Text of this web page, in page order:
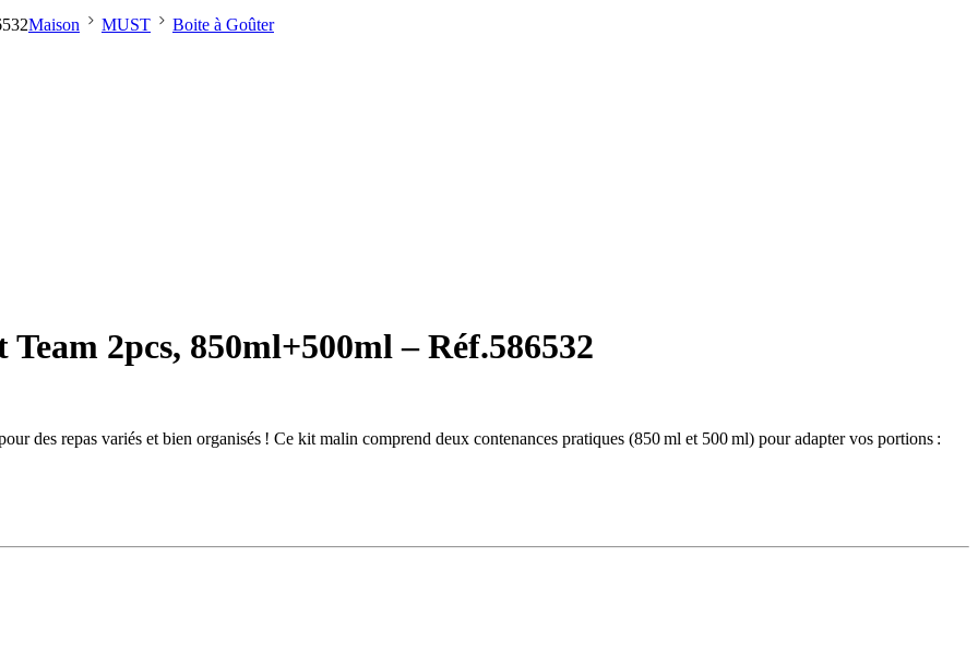
Maison MUST Boite à Goûter
2pcs, 850ml+500ml – Réf.586532
des repas variés et bien organisés ! Ce kit malin comprend deux contenances pratiques (850 ml et 500 ml) pour adapter vos portions :